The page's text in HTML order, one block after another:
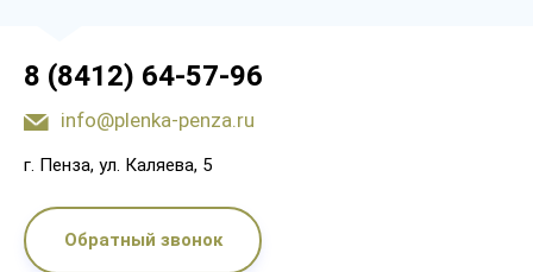
8 (8412) 64-57-96
info@plenka-penza.ru
г. Пенза, ул. Каляева, 5
Обратный звонок